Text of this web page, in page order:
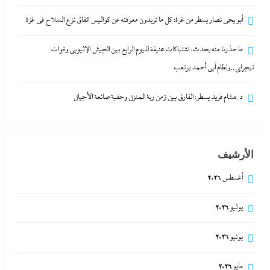
26 نوفمبر، 2025
أبو يحى نصار يسطر من غزة: كل ما تريدون معرفته عن كواليس اتفاق نزع السلاح في غزة
ما حذرنا منه يحدث: اشتباكات عنيفة لليوم الرابع بين الجيش الإثيوبي وقوات
تيجراي..ونظام آبي أحمد يرتعب
د.هشام فريد يسطر: الفارق بين زمن ربة المنزل وحقبة صانعة الأجيال
الأرشيف
أغسطس 2026
يوليو 2026
يونيو 2026
مايو 2026